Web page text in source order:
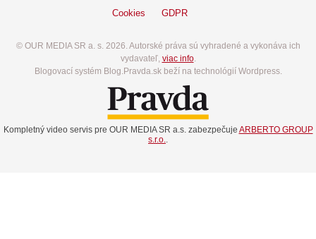
Cookies GDPR
© OUR MEDIA SR a. s. 2026. Autorské práva sú vyhradené a vykonáva ich
vydavateľ, viac info.
Blogovací systém Blog.Pravda.sk beží na technológií Wordpress.
Kompletný video servis pre OUR MEDIA SR a.s. zabezpečuje ARBERTO GROUP
s.r.o..